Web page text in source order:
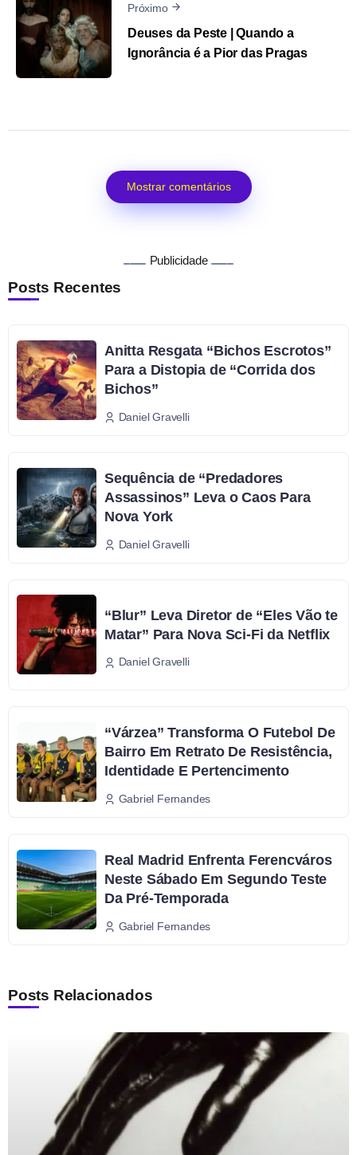
Próximo
Deuses da Peste | Quando a
Ignorância é a Pior das Pragas
Mostrar comentários
Publicidade
Posts Recentes
Anitta Resgata “Bichos Escrotos”
Para a Distopia de “Corrida dos
Bichos”
Daniel Gravelli
Sequência de “Predadores
Assassinos” Leva o Caos Para
Nova York
Daniel Gravelli
“Blur” Leva Diretor de “Eles Vão te
Matar” Para Nova Sci-Fi da Netflix
Daniel Gravelli
“Várzea” Transforma O Futebol De
Bairro Em Retrato De Resistência,
Identidade E Pertencimento
Gabriel Fernandes
Real Madrid Enfrenta Ferencváros
Neste Sábado Em Segundo Teste
Da Pré-Temporada
Gabriel Fernandes
Posts Relacionados